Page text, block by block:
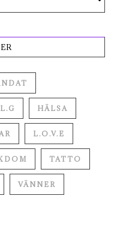
HÄLSA
L.O.V.E
TATTO
VÄNNER